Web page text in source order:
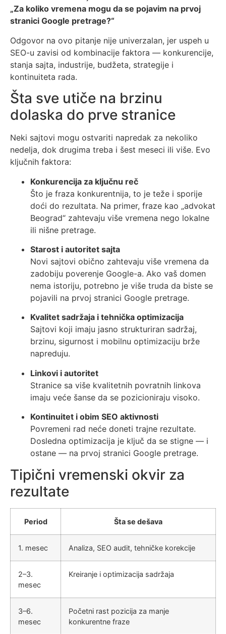
„Za koliko vremena mogu da se pojavim na prvoj
stranici Google pretrage?“
Odgovor na ovo pitanje nije univerzalan, jer uspeh u
SEO-u zavisi od kombinacije faktora — konkurencije,
stanja sajta, industrije, budžeta, strategije i
kontinuiteta rada.
Šta sve utiče na brzinu
dolaska do prve stranice
Neki sajtovi mogu ostvariti napredak za nekoliko
nedelja, dok drugima treba i šest meseci ili više. Evo
ključnih faktora:
Konkurencija za ključnu reč
Što je fraza konkurentnija, to je teže i sporije
doći do rezultata. Na primer, fraze kao „advokat
Beograd“ zahtevaju više vremena nego lokalne
ili nišne pretrage.
Starost i autoritet sajta
Novi sajtovi obično zahtevaju više vremena da
zadobiju poverenje Google-a. Ako vaš domen
nema istoriju, potrebno je više truda da biste se
pojavili na prvoj stranici Google pretrage.
Kvalitet sadržaja i tehnička optimizacija
Sajtovi koji imaju jasno strukturiran sadržaj,
brzinu, sigurnost i mobilnu optimizaciju brže
napreduju.
Linkovi i autoritet
Stranice sa više kvalitetnih povratnih linkova
imaju veće šanse da se pozicioniraju visoko.
Kontinuitet i obim SEO aktivnosti
Povremeni rad neće doneti trajne rezultate.
Dosledna optimizacija je ključ da se stigne — i
ostane — na prvoj stranici Google pretrage.
Tipični vremenski okvir za
rezultate
Period Šta se dešava
1. mesec Analiza, SEO audit, tehničke korekcije
2–3.
mesec
Kreiranje i optimizacija sadržaja
3–6.
mesec
Početni rast pozicija za manje
konkurentne fraze